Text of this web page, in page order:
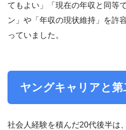
てもよい」「現在の年収と同等
ン」や「年収の現状維持」を許
っていました。
ヤングキャリアと第
社会人経験を積んだ20代後半は